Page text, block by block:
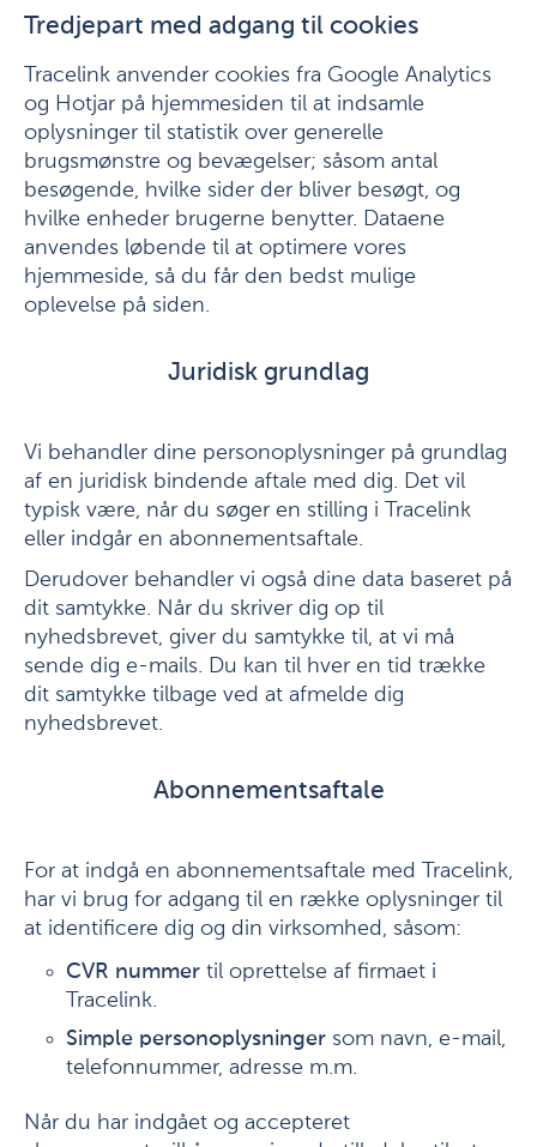
Tredjepart med adgang til cookies
Tracelink anvender cookies fra Google Analytics
og Hotjar på hjemmesiden til at indsamle
oplysninger til statistik over generelle
brugsmønstre og bevægelser; såsom antal
besøgende, hvilke sider der bliver besøgt, og
hvilke enheder brugerne benytter. Dataene
anvendes løbende til at optimere vores
hjemmeside, så du får den bedst mulige
oplevelse på siden.
Juridisk grundlag
Vi behandler dine personoplysninger på grundlag
af en juridisk bindende aftale med dig. Det vil
typisk være, når du søger en stilling i Tracelink
eller indgår en abonnementsaftale.
Derudover behandler vi også dine data baseret på
dit samtykke. Når du skriver dig op til
nyhedsbrevet, giver du samtykke til, at vi må
sende dig e-mails. Du kan til hver en tid trække
dit samtykke tilbage ved at afmelde dig
nyhedsbrevet.
Abonnementsaftale
For at indgå en abonnementsaftale med Tracelink,
har vi brug for adgang til en række oplysninger til
at identificere dig og din virksomhed, såsom:
CVR nummer til oprettelse af firmaet i
Tracelink.
Simple personoplysninger som navn, e-mail,
telefonnummer, adresse m.m.
Når du har indgået og accepteret